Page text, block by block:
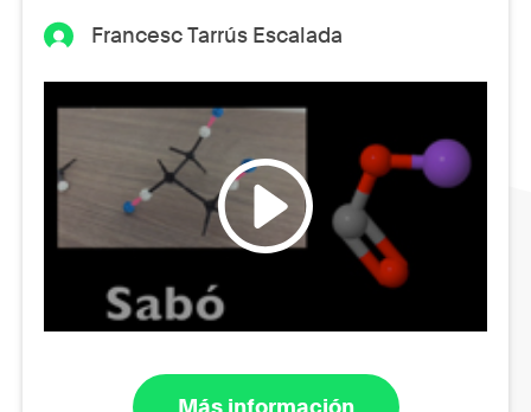
Francesc Tarrús Escalada
Más información